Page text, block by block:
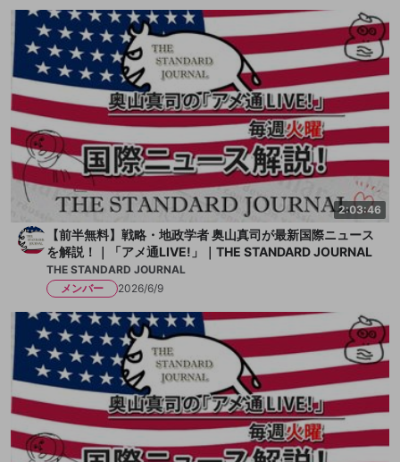
2:03:46
【前半無料】戦略・地政学者 奥山真司が最新国際ニュース
を解説！｜「アメ通LIVE!」｜THE STANDARD JOURNAL
THE STANDARD JOURNAL
メンバー
2026/6/9